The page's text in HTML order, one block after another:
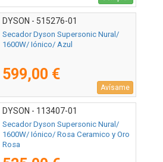
DYSON - 515276-01
Secador Dyson Supersonic Nural/
1600W/ Iónico/ Azul
599,00 €
Avísame
DYSON - 113407-01
Secador Dyson Supersonic Nural/
1600W/ Iónico/ Rosa Ceramico y Oro
Rosa